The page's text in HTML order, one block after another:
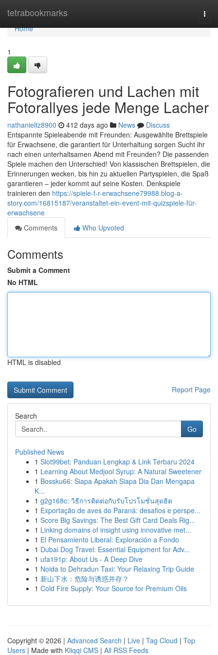
tetrabookmarks
Home
Home
1
Fotografieren und Lachen mit
Fotorallyes jede Menge Lacher
nathanieltz8900 412 days ago News
Discuss
Entspannte Spieleabende mit Freunden: Ausgewählte Brettspiele
für Erwachsene, die garantiert für Unterhaltung sorgen Sucht ihr
nach einen unterhaltsamen Abend mit Freunden? Die passenden
Spiele machen den Unterschied! Von klassischen Brettspielen, die
Erinnerungen wecken, bis hin zu aktuellen Partyspielen, die Spaß
garantieren – jeder kommt auf seine Kosten. Denkspiele
trainieren den https://spiele-f-r-erwachsene79988.blog-a-
story.com/16815187/veranstaltet-ein-event-mit-quizspiele-für-
erwachsene
Comments
Who Upvoted
Comments
Submit a Comment
No HTML
HTML is disabled
Report Page
Search
Go
Published News
1 Slot99bet: Panduan Lengkap & Link Terbaru 2024
1 Learning About Medjool Syrup: A Natural Sweetener
1 Bossku66: Siapa Apakah Siapa Dia Dan Mengapa
K...
1 g2g168c: วิธีการติดต่อกับรับโปรโมชั่นสุดฮิต
1 Exportação de aves do Paraná: desafios e perspe...
1 Score Big Savings: The Best Gift Card Deals Rig...
1 Linking domains of insight using innovative met...
1 El Pensamiento Liberal: Exploración a Fondo
1 Dubai Dog Travel: Essential Equipment for Adv...
1 ufa191p: About Us - A Deep Dive
1 Noida to Dehradun Taxi: Your Relaxing Trip Guide
1 新山下水：危险与诱惑并存？
1 Cold Fire Supply: Your Source for Premium Oils
Copyright © 2026 | Advanced Search | Live | Tag Cloud | Top
Users | Made with Kliqqi CMS | All RSS Feeds